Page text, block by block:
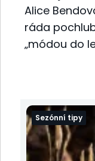
Alice
ráda
„módou do
Sezónní tipy